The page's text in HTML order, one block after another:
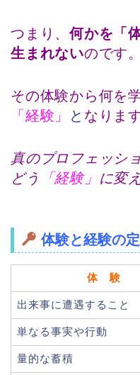
つまり、何かを「
生まれないのです。
その体験から何を
「経験」
と なります
真のプロフェッシ
どう
「経験」 に変
体験と経験の
体 験
出来事に遭遇すること
単なる事実や行動
量的な蓄積